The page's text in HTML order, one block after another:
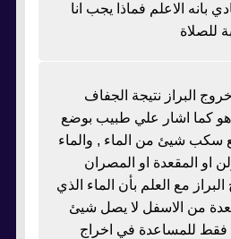
بانه الاعلم فماذا يجب انا
للصلاة
البراز نتيجة الجفاف
هو كما اشار علي طبيب بوضع
شيئ من الماء , والماء
او المقعدة او المصران
مع العلم بأن الماء الذي
من الاسفل لا يصل شيئ
فقط للمساعدة في اخراج